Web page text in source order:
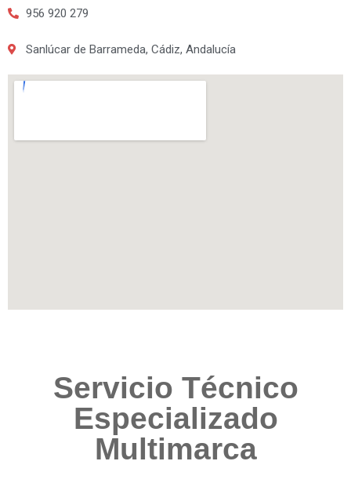
956 920 279
Sanlúcar de Barrameda, Cádiz, Andalucía
Servicio Técnico
Especializado
Multimarca